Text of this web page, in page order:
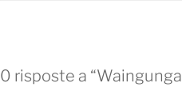
0 risposte a